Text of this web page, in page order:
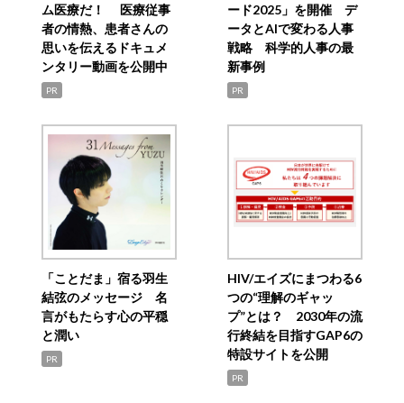
ム医療だ！ 医療従事
者の情熱、患者さんの
思いを伝えるドキュメ
ンタリー動画を公開中
PR
ード2025」を開催 デ
ータとAIで変わる人事
戦略 科学的人事の最
新事例
PR
「ことだま」宿る羽生
結弦のメッセージ 名
言がもたらす心の平穏
と潤い
PR
HIV/エイズにまつわる6
つの“理解のギャッ
プ”とは？ 2030年の流
行終結を目指すGAP6の
特設サイトを公開
PR